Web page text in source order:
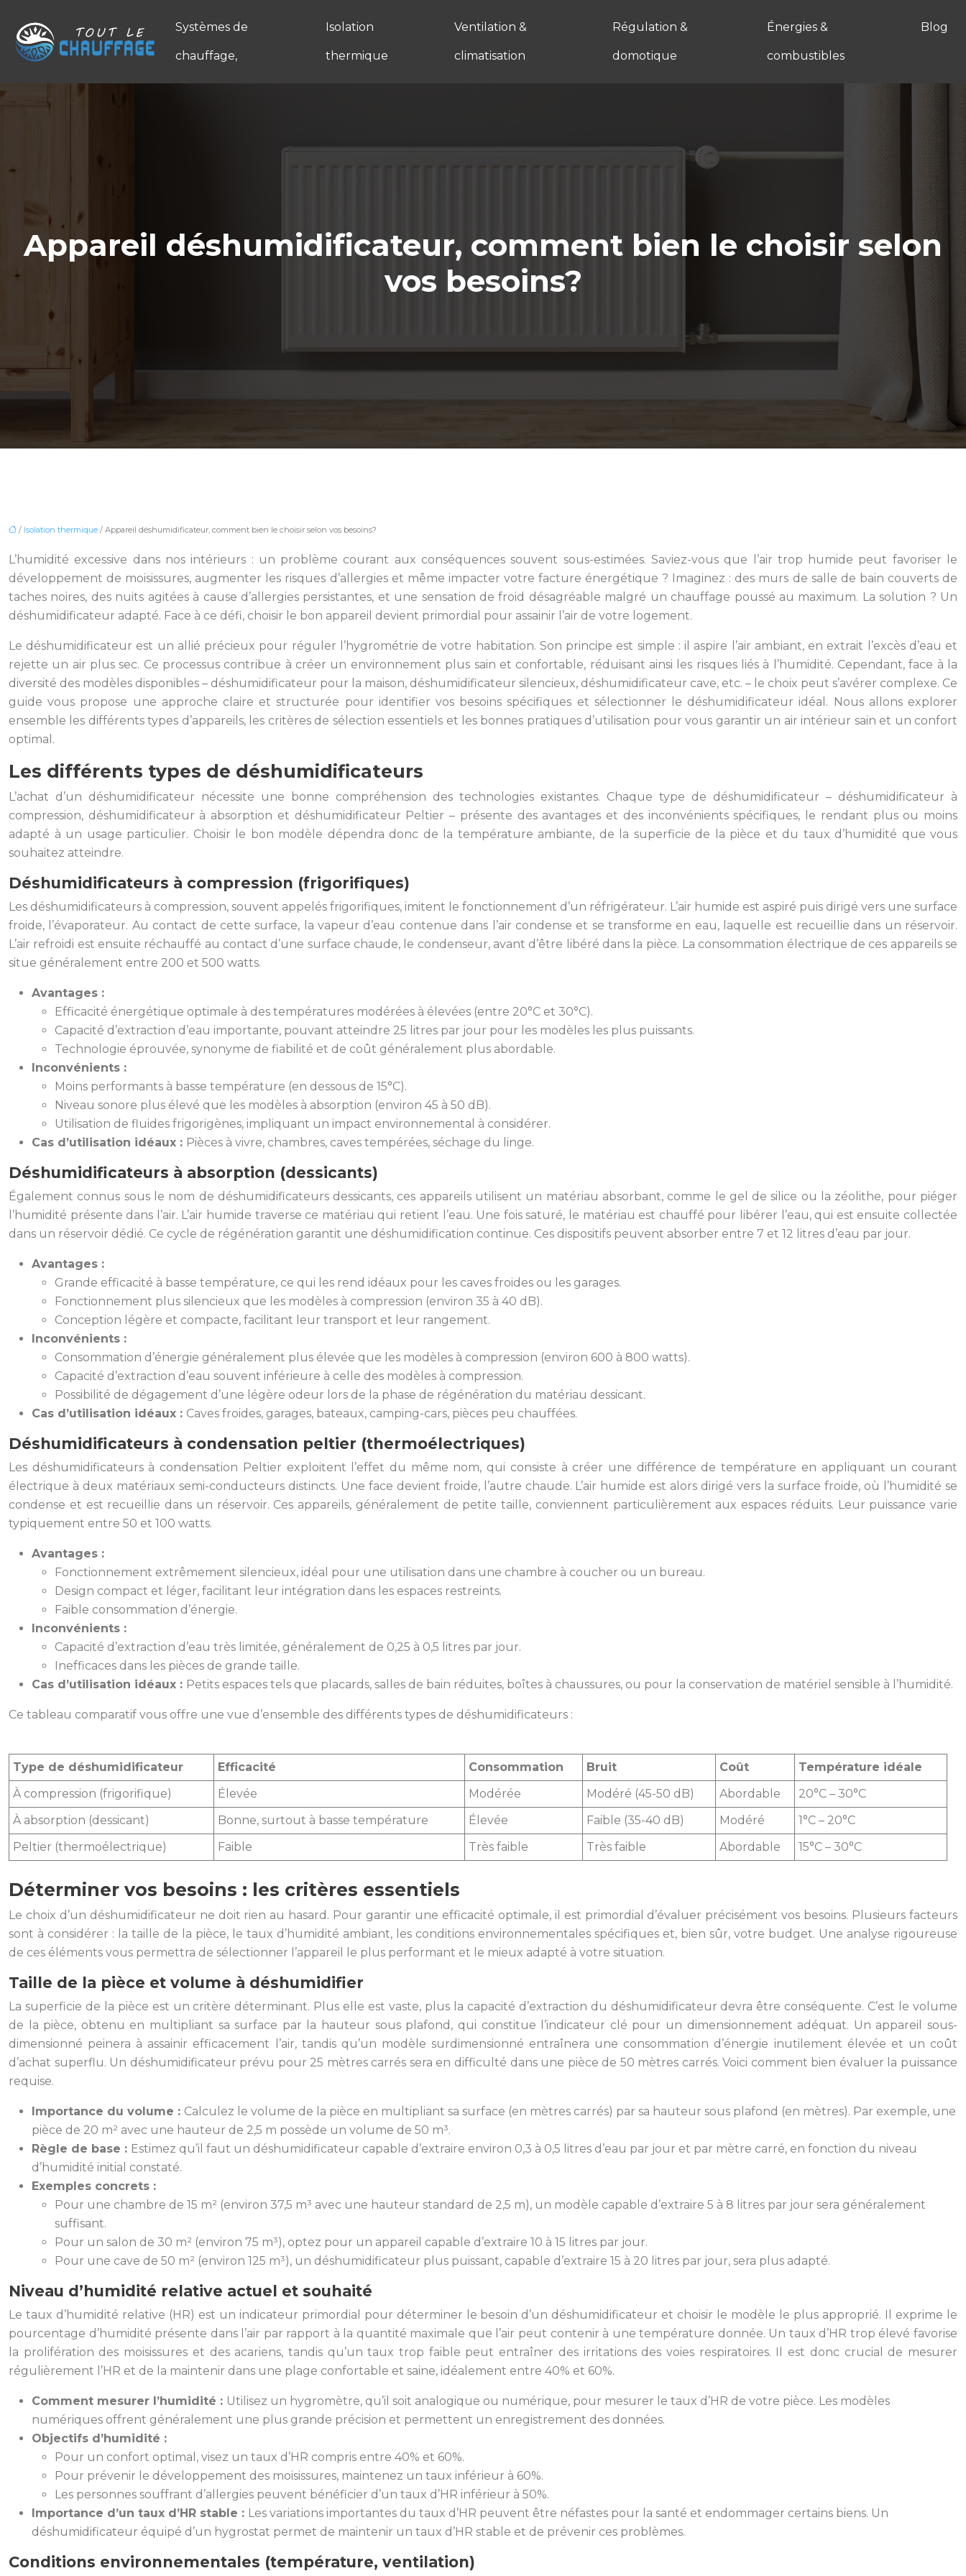
Systèmes de
chauffage,
Isolation
thermique
Ventilation &
climatisation
Régulation &
domotique
Énergies &
combustibles
Blog
Appareil déshumidificateur, comment bien le choisir selon
vos besoins?
/ Isolation thermique / Appareil déshumidificateur, comment bien le choisir selon vos besoins?
L’humidité excessive dans nos intérieurs : un problème courant aux conséquences souvent sous-estimées. Saviez-vous que l’air trop humide peut favoriser le
développement de moisissures, augmenter les risques d’allergies et même impacter votre facture énergétique ? Imaginez : des murs de salle de bain couverts de
taches noires, des nuits agitées à cause d’allergies persistantes, et une sensation de froid désagréable malgré un chauffage poussé au maximum. La solution ? Un
déshumidificateur adapté. Face à ce défi, choisir le bon appareil devient primordial pour assainir l’air de votre logement.
Le déshumidificateur est un allié précieux pour réguler l’hygrométrie de votre habitation. Son principe est simple : il aspire l’air ambiant, en extrait l’excès d’eau et
rejette un air plus sec. Ce processus contribue à créer un environnement plus sain et confortable, réduisant ainsi les risques liés à l’humidité. Cependant, face à la
diversité des modèles disponibles – déshumidificateur pour la maison, déshumidificateur silencieux, déshumidificateur cave, etc. – le choix peut s’avérer complexe. Ce
guide vous propose une approche claire et structurée pour identifier vos besoins spécifiques et sélectionner le déshumidificateur idéal. Nous allons explorer
ensemble les différents types d’appareils, les critères de sélection essentiels et les bonnes pratiques d’utilisation pour vous garantir un air intérieur sain et un confort
optimal.
Les différents types de déshumidificateurs
L’achat d’un déshumidificateur nécessite une bonne compréhension des technologies existantes. Chaque type de déshumidificateur – déshumidificateur à
compression, déshumidificateur à absorption et déshumidificateur Peltier – présente des avantages et des inconvénients spécifiques, le rendant plus ou moins
adapté à un usage particulier. Choisir le bon modèle dépendra donc de la température ambiante, de la superficie de la pièce et du taux d’humidité que vous
souhaitez atteindre.
Déshumidificateurs à compression (frigorifiques)
Les déshumidificateurs à compression, souvent appelés frigorifiques, imitent le fonctionnement d’un réfrigérateur. L’air humide est aspiré puis dirigé vers une surface
froide, l’évaporateur. Au contact de cette surface, la vapeur d’eau contenue dans l’air condense et se transforme en eau, laquelle est recueillie dans un réservoir.
L’air refroidi est ensuite réchauffé au contact d’une surface chaude, le condenseur, avant d’être libéré dans la pièce. La consommation électrique de ces appareils se
situe généralement entre 200 et 500 watts.
Avantages :
Efficacité énergétique optimale à des températures modérées à élevées (entre 20°C et 30°C).
Capacité d’extraction d’eau importante, pouvant atteindre 25 litres par jour pour les modèles les plus puissants.
Technologie éprouvée, synonyme de fiabilité et de coût généralement plus abordable.
Inconvénients :
Moins performants à basse température (en dessous de 15°C).
Niveau sonore plus élevé que les modèles à absorption (environ 45 à 50 dB).
Utilisation de fluides frigorigènes, impliquant un impact environnemental à considérer.
Cas d’utilisation idéaux : Pièces à vivre, chambres, caves tempérées, séchage du linge.
Déshumidificateurs à absorption (dessicants)
Également connus sous le nom de déshumidificateurs dessicants, ces appareils utilisent un matériau absorbant, comme le gel de silice ou la zéolithe, pour piéger
l’humidité présente dans l’air. L’air humide traverse ce matériau qui retient l’eau. Une fois saturé, le matériau est chauffé pour libérer l’eau, qui est ensuite collectée
dans un réservoir dédié. Ce cycle de régénération garantit une déshumidification continue. Ces dispositifs peuvent absorber entre 7 et 12 litres d’eau par jour.
Avantages :
Grande efficacité à basse température, ce qui les rend idéaux pour les caves froides ou les garages.
Fonctionnement plus silencieux que les modèles à compression (environ 35 à 40 dB).
Conception légère et compacte, facilitant leur transport et leur rangement.
Inconvénients :
Consommation d’énergie généralement plus élevée que les modèles à compression (environ 600 à 800 watts).
Capacité d’extraction d’eau souvent inférieure à celle des modèles à compression.
Possibilité de dégagement d’une légère odeur lors de la phase de régénération du matériau dessicant.
Cas d’utilisation idéaux : Caves froides, garages, bateaux, camping-cars, pièces peu chauffées.
Déshumidificateurs à condensation peltier (thermoélectriques)
Les déshumidificateurs à condensation Peltier exploitent l’effet du même nom, qui consiste à créer une différence de température en appliquant un courant
électrique à deux matériaux semi-conducteurs distincts. Une face devient froide, l’autre chaude. L’air humide est alors dirigé vers la surface froide, où l’humidité se
condense et est recueillie dans un réservoir. Ces appareils, généralement de petite taille, conviennent particulièrement aux espaces réduits. Leur puissance varie
typiquement entre 50 et 100 watts.
Avantages :
Fonctionnement extrêmement silencieux, idéal pour une utilisation dans une chambre à coucher ou un bureau.
Design compact et léger, facilitant leur intégration dans les espaces restreints.
Faible consommation d’énergie.
Inconvénients :
Capacité d’extraction d’eau très limitée, généralement de 0,25 à 0,5 litres par jour.
Inefficaces dans les pièces de grande taille.
Cas d’utilisation idéaux : Petits espaces tels que placards, salles de bain réduites, boîtes à chaussures, ou pour la conservation de matériel sensible à l’humidité.
Ce tableau comparatif vous offre une vue d’ensemble des différents types de déshumidificateurs :
Type de déshumidificateur Efficacité Consommation Bruit Coût
Température idéale
À compression (frigorifique)
Élevée Modérée Modéré (45-50 dB) Abordable
20°C – 30°C
À absorption (dessicant)
Bonne, surtout à basse température Élevée Faible (35-40 dB) Modéré
1°C – 20°C
Peltier (thermoélectrique)
Faible Très faible Très faible Abordable 15°C – 30°C
Déterminer vos besoins : les critères essentiels
Le choix d’un déshumidificateur ne doit rien au hasard. Pour garantir une efficacité optimale, il est primordial d’évaluer précisément vos besoins. Plusieurs facteurs
sont à considérer : la taille de la pièce, le taux d’humidité ambiant, les conditions environnementales spécifiques et, bien sûr, votre budget. Une analyse rigoureuse
de ces éléments vous permettra de sélectionner l’appareil le plus performant et le mieux adapté à votre situation.
Taille de la pièce et volume à déshumidifier
La superficie de la pièce est un critère déterminant. Plus elle est vaste, plus la capacité d’extraction du déshumidificateur devra être conséquente. C’est le volume
de la pièce, obtenu en multipliant sa surface par la hauteur sous plafond, qui constitue l’indicateur clé pour un dimensionnement adéquat. Un appareil sous-
dimensionné peinera à assainir efficacement l’air, tandis qu’un modèle surdimensionné entraînera une consommation d’énergie inutilement élevée et un coût
d’achat superflu. Un déshumidificateur prévu pour 25 mètres carrés sera en difficulté dans une pièce de 50 mètres carrés. Voici comment bien évaluer la puissance
requise.
Importance du volume : Calculez le volume de la pièce en multipliant sa surface (en mètres carrés) par sa hauteur sous plafond (en mètres). Par exemple, une
pièce de 20 m² avec une hauteur de 2,5 m possède un volume de 50 m³.
Règle de base : Estimez qu’il faut un déshumidificateur capable d’extraire environ 0,3 à 0,5 litres d’eau par jour et par mètre carré, en fonction du niveau
d’humidité initial constaté.
Exemples concrets :
Pour une chambre de 15 m² (environ 37,5 m³ avec une hauteur standard de 2,5 m), un modèle capable d’extraire 5 à 8 litres par jour sera généralement
suffisant.
Pour un salon de 30 m² (environ 75 m³), optez pour un appareil capable d’extraire 10 à 15 litres par jour.
Pour une cave de 50 m² (environ 125 m³), un déshumidificateur plus puissant, capable d’extraire 15 à 20 litres par jour, sera plus adapté.
Niveau d’humidité relative actuel et souhaité
Le taux d’humidité relative (HR) est un indicateur primordial pour déterminer le besoin d’un déshumidificateur et choisir le modèle le plus approprié. Il exprime le
pourcentage d’humidité présente dans l’air par rapport à la quantité maximale que l’air peut contenir à une température donnée. Un taux d’HR trop élevé favorise
la prolifération des moisissures et des acariens, tandis qu’un taux trop faible peut entraîner des irritations des voies respiratoires. Il est donc crucial de mesurer
régulièrement l’HR et de la maintenir dans une plage confortable et saine, idéalement entre 40% et 60%.
Comment mesurer l’humidité : Utilisez un hygromètre, qu’il soit analogique ou numérique, pour mesurer le taux d’HR de votre pièce. Les modèles
numériques offrent généralement une plus grande précision et permettent un enregistrement des données.
Objectifs d’humidité :
Pour un confort optimal, visez un taux d’HR compris entre 40% et 60%.
Pour prévenir le développement des moisissures, maintenez un taux inférieur à 60%.
Les personnes souffrant d’allergies peuvent bénéficier d’un taux d’HR inférieur à 50%.
Importance d’un taux d’HR stable : Les variations importantes du taux d’HR peuvent être néfastes pour la santé et endommager certains biens. Un
déshumidificateur équipé d’un hygrostat permet de maintenir un taux d’HR stable et de prévenir ces problèmes.
Conditions environnementales (température, ventilation)